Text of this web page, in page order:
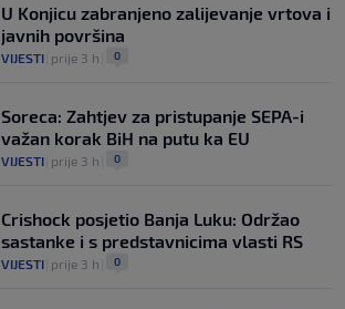
U Konjicu zabranjeno zalijevanje vrtova i
javnih površina
VIJESTI prije 3 h 0
Soreca: Zahtjev za pristupanje SEPA-i
važan korak BiH na putu ka EU
VIJESTI prije 3 h 0
Crishock posjetio Banja Luku: Održao
sastanke i s predstavnicima vlasti RS
VIJESTI prije 3 h 0